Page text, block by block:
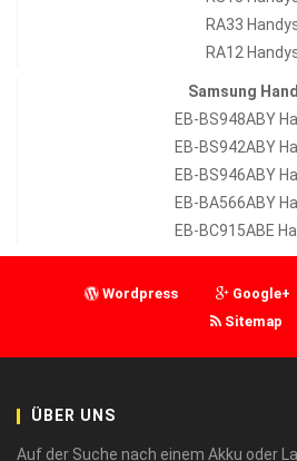
RA33
RA12
Samsung
EB-BS948ABY
EB-BS942ABY
EB-BS946ABY
EB-BA566ABY
EB-BC915ABE
Wordpress Google+
Sitemap
ÜBER UNS
Auf der Suche nach einem Akku oder